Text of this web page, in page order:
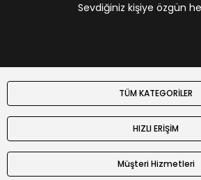
Sevdiğiniz kişiye özgün
TÜM KATEGORİLER
HIZLI ERİŞİM
Müşteri Hizmetleri